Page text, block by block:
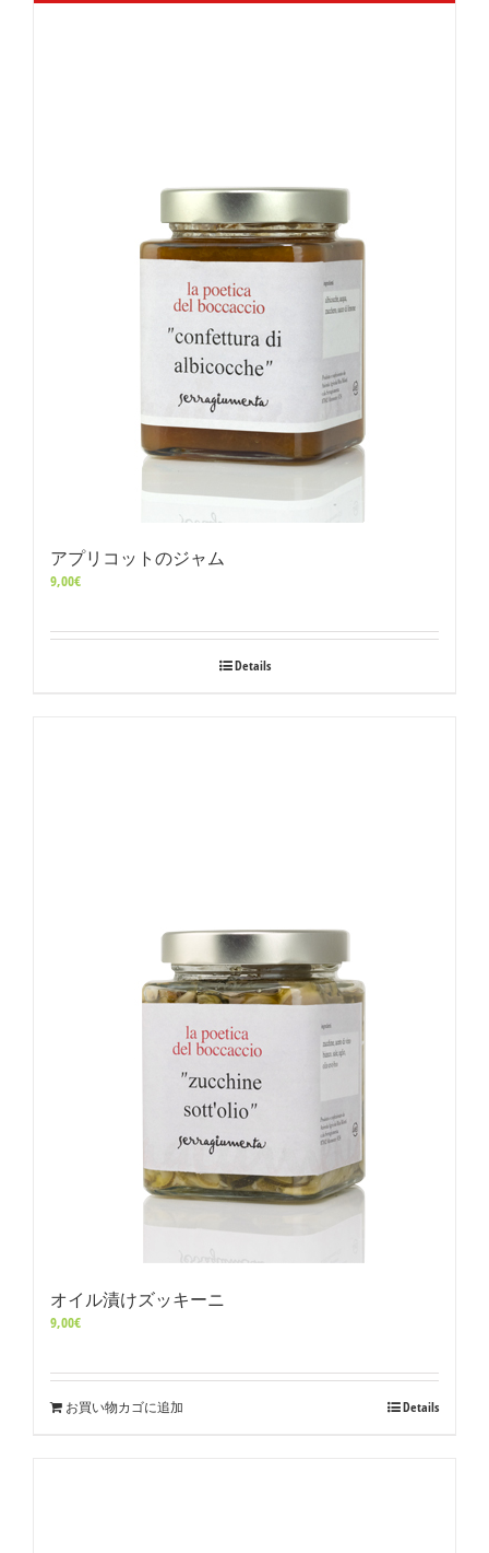
アプリコットのジャム
9,00€
Details
オイル漬けズッキーニ
9,00€
お買い物カゴに追加 Details